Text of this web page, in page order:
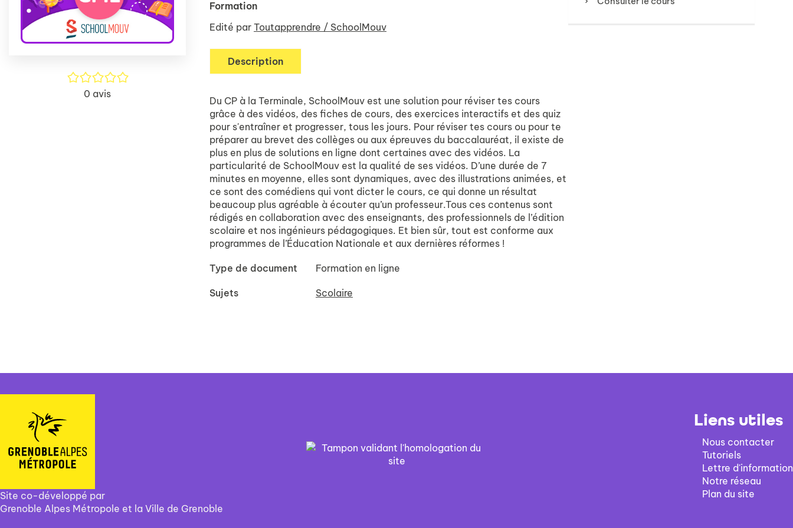
/5
0 avis
Formation
Edité par Toutapprendre / SchoolMouv
Description
Du CP à la Terminale, SchoolMouv est une solution pour réviser tes cours
grâce à des vidéos, des fiches de cours, des exercices interactifs et des quiz
pour s'entraîner et progresser, tous les jours. Pour réviser tes cours ou pour te
préparer au brevet des collèges ou aux épreuves du baccalauréat, il existe de
plus en plus de solutions en ligne dont certaines avec des vidéos. La
particularité de SchoolMouv est la qualité de ses vidéos. D’une durée de 7
minutes en moyenne, elles sont dynamiques, avec des illustrations animées, et
ce sont des comédiens qui vont dicter le cours, ce qui donne un résultat
beaucoup plus agréable à écouter qu’un professeur.Tous ces contenus sont
rédigés en collaboration avec des enseignants, des professionnels de l’édition
scolaire et nos ingénieurs pédagogiques. Et bien sûr, tout est conforme aux
programmes de l’Éducation Nationale et aux dernières réformes !
Type de document Formation en ligne
Sujets Scolaire
Site co-développé par
Grenoble Alpes Métropole et la Ville de Grenoble
Liens utiles
Nous contacter
Tutoriels
Lettre d'information
Notre réseau
Plan du site